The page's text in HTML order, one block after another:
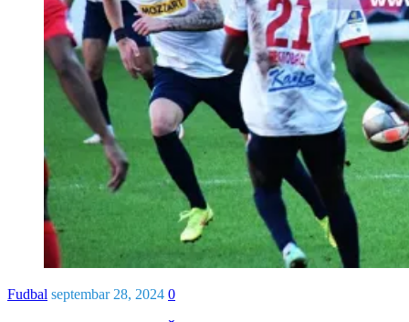
Fudbal septembar 28, 2024 0